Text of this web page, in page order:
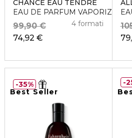
CHANCE EAU TENDRE
EAU DE PARFUM
74,92 €
99,90 € 4 formati
Best Seller
35%